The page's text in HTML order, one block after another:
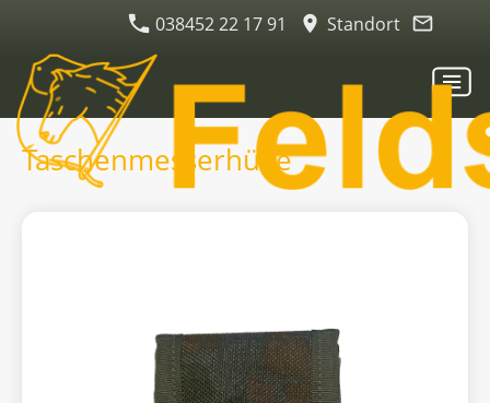
038452 22 17 91 Standort
Taschenmesserhülle